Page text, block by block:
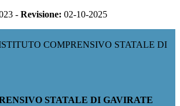
- Revisione: 02-10-2025
COMPRENSIVO STATALE DI
STATALE DI GAVIRATE